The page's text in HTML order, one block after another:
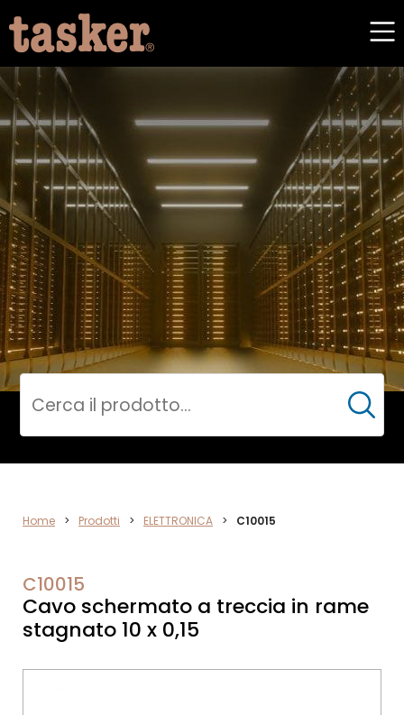
DATA
Cerca
Home > Prodotti > ELETTRONICA > C10015
C10015
Cavo schermato a treccia in rame
stagnato 10 x 0,15